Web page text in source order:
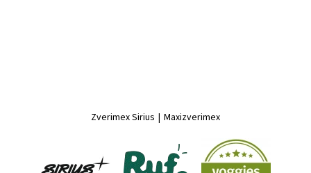
Zverimex Sirius | Maxizverimex